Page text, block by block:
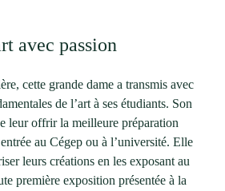
avec passion
cette grande dame a transmis avec
de l’art à ses étudiants. Son
leur offrir la meilleure préparation
au Cégep ou à l’université. Elle
leurs créations en les exposant au
première exposition présentée à la